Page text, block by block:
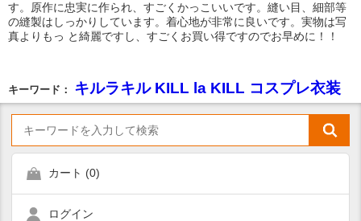
す。原作に忠実に作られ、すごくかっこいいです。縫い目、細部等
の縫製はしっかりしています。着心地が非常に良いです。実物は写
真よりもっ と綺麗ですし、すごくお買い得ですのでお早めに！！
キーワード： キルラキル KILL la KILL コスプレ衣装
カート (0)
ログイン